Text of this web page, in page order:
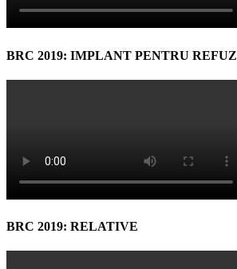
BRC 2019: IMPLANT PENTRU REFUZ
BRC 2019: RELATIVE